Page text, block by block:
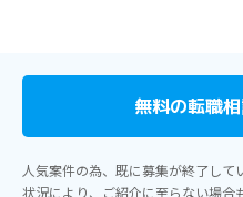
無料の転職
人気案件の為、既に募集が終了して
状況により、ご紹介に至らない場合